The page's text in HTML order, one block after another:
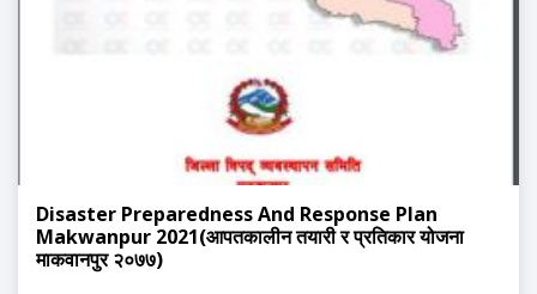
Disaster Preparedness And Response Plan
Makwanpur 2021(आपतकालीन तयारी र प्रतिकार योजना
माकवानपुर २०७७)